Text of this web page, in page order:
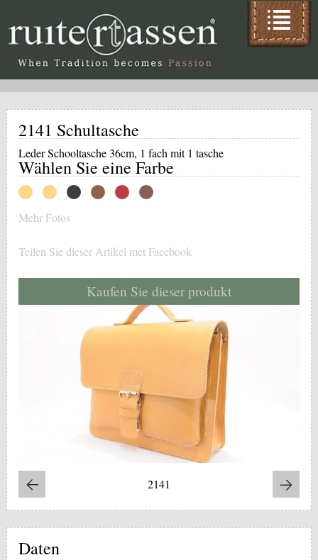
2141 Schultasche
Leder Schooltasche 36cm, 1 fach mit 1 tasche
Wählen Sie eine Farbe
Mehr Fotos
Teilen Sie dieser Artikel met Facebook
Kaufen Sie dieser produkt
2141
Daten